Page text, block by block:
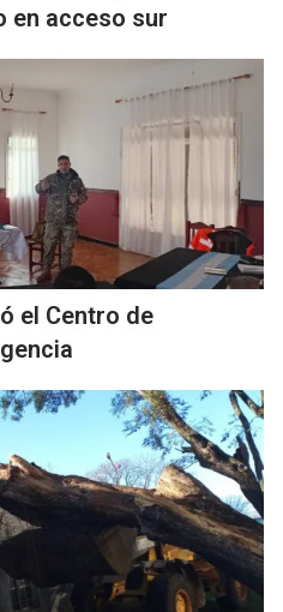
en acceso sur
el Centro de